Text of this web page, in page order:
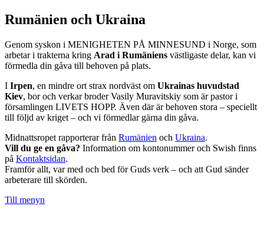
Rumänien och Ukraina
Genom syskon i MENIGHETEN PÅ MINNESUND i Norge, som
arbetar i trakterna kring Arad i Rumäniens västligaste delar, kan vi
förmedla din gåva till behoven på plats.
I Irpen, en mindre ort strax nordväst om Ukrainas huvudstad
Kiev, bor och verkar broder Vasily Muravitskiy som är pastor i
församlingen LIVETS HOPP. Även där är behoven stora – speciellt
till följd av kriget – och vi förmedlar gärna din gåva.
Midnattsropet rapporterar från Rumänien och Ukraina.
Vill du ge en gåva? Information om kontonummer och Swish finns
på Kontaktsidan.
Framför allt, var med och bed för Guds verk – och att Gud sänder
arbeterare till skörden.
Till menyn